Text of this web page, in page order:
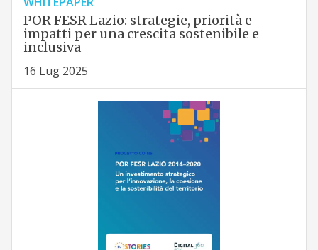
POR FESR Lazio: strategie, priorità e
impatti per una crescita sostenibile e
inclusiva
16 Lug 2025